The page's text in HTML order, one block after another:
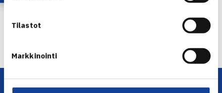
Tilastot
Markkinointi
← Edellinen